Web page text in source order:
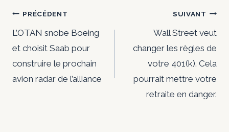
s
Navigation
de
l’article
PRÉCÉDENT
L’OTAN snobe Boeing
et choisit Saab pour
construire le prochain
avion radar de l’alliance
SUIVANT
Wall Street veut
changer les règles de
votre 401(k). Cela
pourrait mettre votre
retraite en danger.